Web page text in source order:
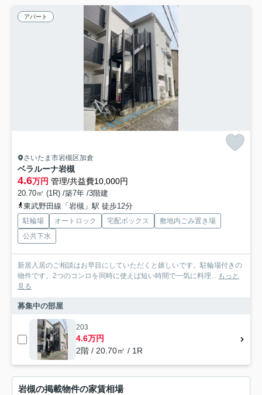
アパート
さいたま市岩槻区加倉
ベラルーナ岩槻
4.6万円 管理/共益費10,000円
20.70㎡ (1R) /築7年 /3階建
東武野田線「岩槻」駅 徒歩12分
駐輪場 オートロック 宅配ボックス
敷地内ごみ置き場
公共下水
新居入居のご相談はお早目にしていただくと嬉しいです。駐輪場付きの
物件です。2つのコンロを同時に使えば短い時間で一気に料理... もっと
見る
募集中の部屋
203
4.6万円
2階 / 20.70㎡ / 1R
岩槻の掲載物件の家賃相場